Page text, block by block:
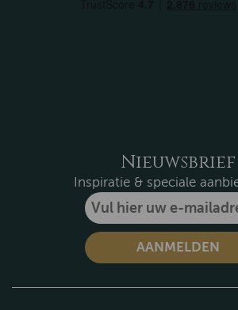
Nieuwsbrief
Inspiratie & speciale